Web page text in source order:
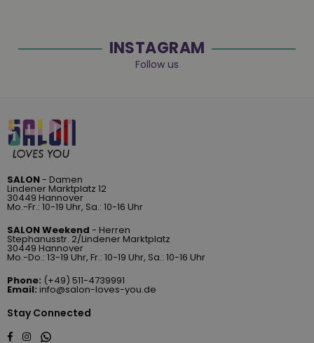
INSTAGRAM
Follow us
SALON- Damen
Lindener Marktplatz 12
30449 Hannover
Mo.-Fr.: 10-19 Uhr, Sa.: 10-16 Uhr
SALON Weekend - Herren
Stephanusstr. 2/Lindener Marktplatz
30449 Hannover
Mo.-Do.: 13-19 Uhr, Fr.: 10-19 Uhr, Sa.: 10-16 Uhr
Phone: (+49) 511-4739991
Email: info@salon-loves-you.de
Stay Connected
Facebook
InstagramWhatsapp